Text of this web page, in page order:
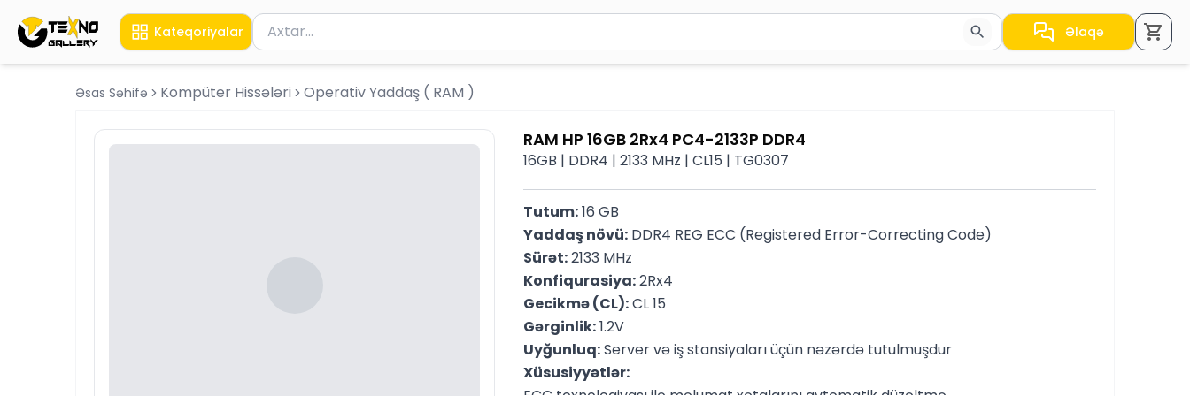
Kateqoriyalar Məhsul axtar
Axtarış üçün ən azı 2 simvol yazın. Göndərmək üçün Enter düyməsini basın və ya nəticələr arasında keçid etmək üçün ox
Əlaqə
Əsas Səhifə Kompüter Hissələri Operativ Yaddaş ( RAM )
RAM HP 16GB 2Rx4 PC4-2133P DDR4
16GB | DDR4 | 2133 MHz | CL15 | TG0307
Tutum: 16 GB
Yaddaş növü: DDR4 REG ECC (Registered Error-Correcting Code)
Sürət: 2133 MHz
Konfiqurasiya: 2Rx4
Gecikmə (CL): CL 15
Gərginlik: 1.2V
Uyğunluq: Server və iş stansiyaları üçün nəzərdə tutulmuşdur
Xüsusiyyətlər: